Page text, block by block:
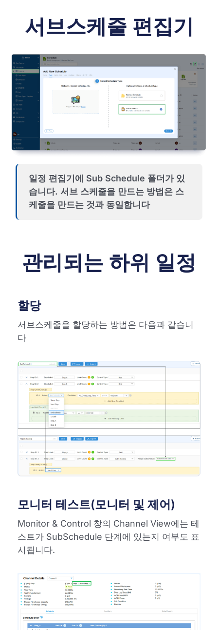
서브스케줄 편집기
일정 편집기에 Sub Schedule 폴더가 있
습니다. 서브 스케줄을 만드는 방법은 스
케줄을 만드는 것과 동일합니다
관리되는 하위 일정
할당
서브스케줄을 할당하는 방법은 다음과 같습니
다
모니터 테스트(모니터 및 제어)
Monitor & Control 창의 Channel View에는 테
스트가 SubSchedule 단계에 있는지 여부도 표
시됩니다.